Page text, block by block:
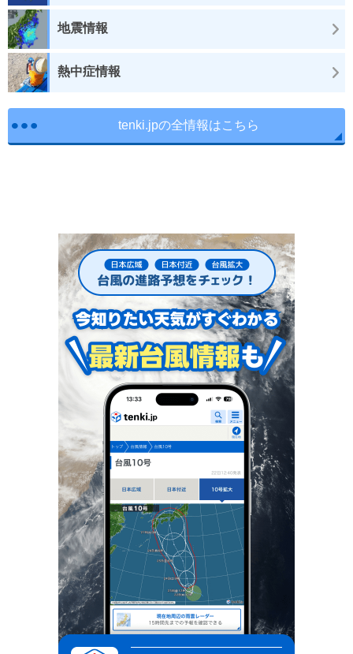
地震情報
熱中症情報
tenki.jpの全情報はこちら